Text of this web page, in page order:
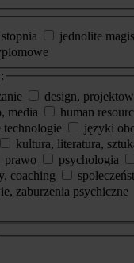
jednolite
design,
media
human
języki
kultura, literatura,
prawo psychologia
coaching
zaburzenia psychiczne